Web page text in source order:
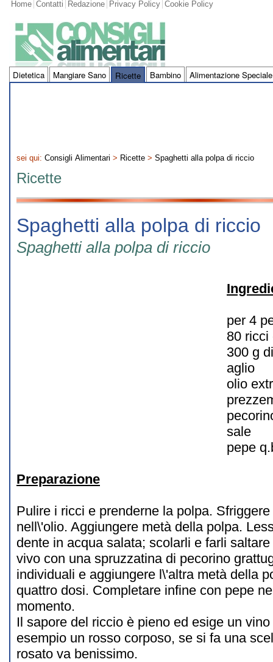
Home Contatti Redazione Privacy Policy Cookie Policy
Dietetica Mangiare Sano Ricette Bambino Alimentazione Speciale
sei qui: Consigli Alimentari > Ricette > Spaghetti alla polpa di riccio
Ricette
Spaghetti alla polpa di riccio
Spaghetti alla polpa di riccio
per 4
80 ricci
300 g
aglio
olio
sale
pepe
Preparazione
Pulire i ricci e prenderne la polpa.
nell\'olio. Aggiungere metà della polpa.
dente in acqua salata; scolarli e farli
vivo con una spruzzatina di pecorino
individuali e aggiungere l\'altra metà della
quattro dosi. Completare infine con pepe
momento.
Il sapore del riccio è pieno ed esige un
esempio un rosso corposo, se si fa una
rosato va benissimo.